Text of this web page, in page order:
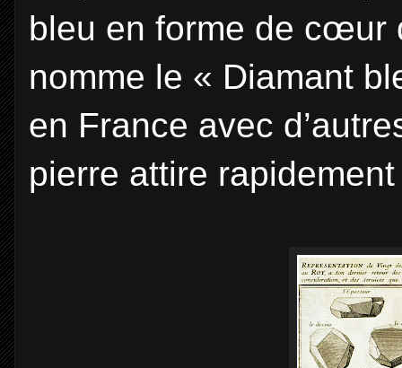
bleu en forme de cœur
nomme le « Diamant
en France avec
pierre attire